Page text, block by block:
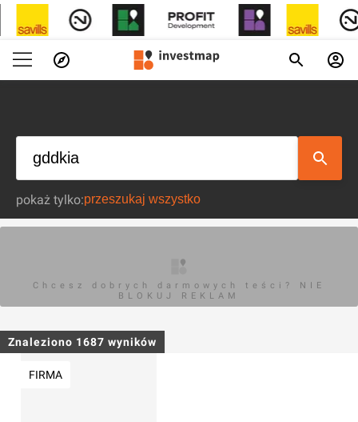
pokaż tylko:
Chcesz dobrych darmowych teści? NIE
BLOKUJ REKLAM
Znaleziono 1687 wyników
FIRMA